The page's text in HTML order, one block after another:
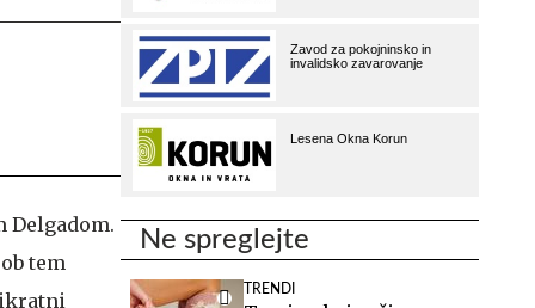
Delgadom.
tem
Ne spreglejte
TRENDI